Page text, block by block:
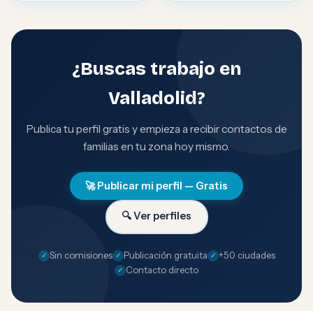
¿Buscas trabajo en
Valladolid?
Publica tu perfil gratis y empieza a recibir contactos de
familias en tu zona hoy mismo.
🚀 Publicar mi perfil — Gratis
🔍 Ver perfiles
Sin comisiones Publicación gratuita
+50 ciudades
Contacto directo